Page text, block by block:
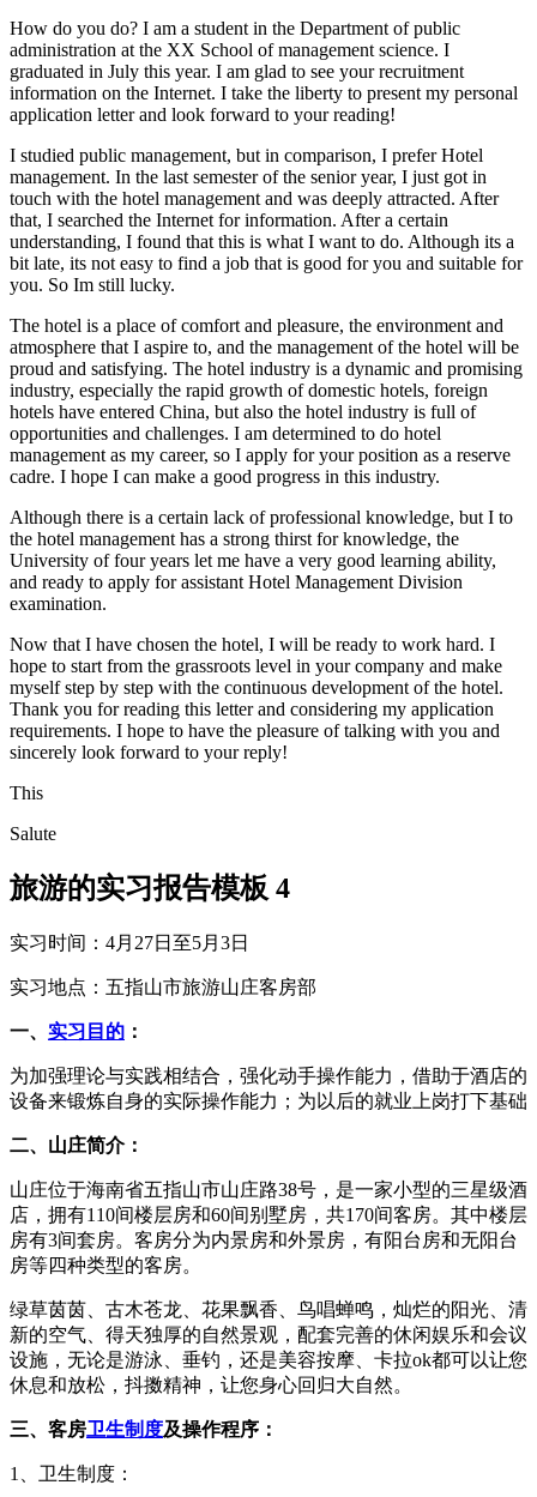
How do you do? I am a student in the Department of public
administration at the XX School of management science. I
graduated in July this year. I am glad to see your recruitment
information on the Internet. I take the liberty to present my personal
application letter and look forward to your reading!
I studied public management, but in comparison, I prefer Hotel
management. In the last semester of the senior year, I just got in
touch with the hotel management and was deeply attracted. After
that, I searched the Internet for information. After a certain
understanding, I found that this is what I want to do. Although its a
bit late, its not easy to find a job that is good for you and suitable for
you. So Im still lucky.
The hotel is a place of comfort and pleasure, the environment and
atmosphere that I aspire to, and the management of the hotel will be
proud and satisfying. The hotel industry is a dynamic and promising
industry, especially the rapid growth of domestic hotels, foreign
hotels have entered China, but also the hotel industry is full of
opportunities and challenges. I am determined to do hotel
management as my career, so I apply for your position as a reserve
cadre. I hope I can make a good progress in this industry.
Although there is a certain lack of professional knowledge, but I to
the hotel management has a strong thirst for knowledge, the
University of four years let me have a very good learning ability,
and ready to apply for assistant Hotel Management Division
examination.
Now that I have chosen the hotel, I will be ready to work hard. I
hope to start from the grassroots level in your company and make
myself step by step with the continuous development of the hotel.
Thank you for reading this letter and considering my application
requirements. I hope to have the pleasure of talking with you and
sincerely look forward to your reply!
This
Salute
旅游的实习报告模板 4
实习时间：4月27日至5月3日
实习地点：五指山市旅游山庄客房部
一、 实习目的 ：
为加强理论与实践相结合，强化动手操作能力，借助于酒店的
设备来锻炼自身的实际操作能力；为以后的就业上岗打下基础
二、山庄简介：
山庄位于海南省五指山市山庄路38号，是一家小型的三星级酒
店，拥有110间楼层房和60间别墅房，共170间客房。其中楼层
房有3间套房。客房分为内景房和外景房，有阳台房和无阳台
房等四种类型的客房。
绿草茵茵、古木苍龙、花果飘香、鸟唱蝉鸣，灿烂的阳光、清
新的空气、得天独厚的自然景观，配套完善的休闲娱乐和会议
设施，无论是游泳、垂钓，还是美容按摩、卡拉ok都可以让您
休息和放松，抖擞精神，让您身心回归大自然。
三、客房卫生制度及操作程序：
1、卫生制度：